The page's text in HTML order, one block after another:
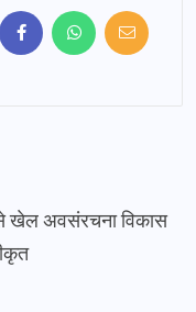
खेल अवसंरचना विकास